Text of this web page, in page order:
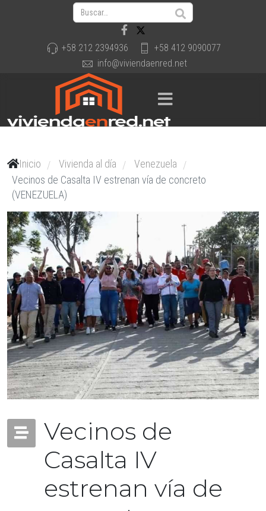
+58 212 2394936
+58 412 9090077
info@viviendaenred.net
Inicio / Vivienda al día / Venezuela /
Vecinos de Casalta IV estrenan vía de concreto
(VENEZUELA)
Vecinos de
Casalta IV
estrenan vía de